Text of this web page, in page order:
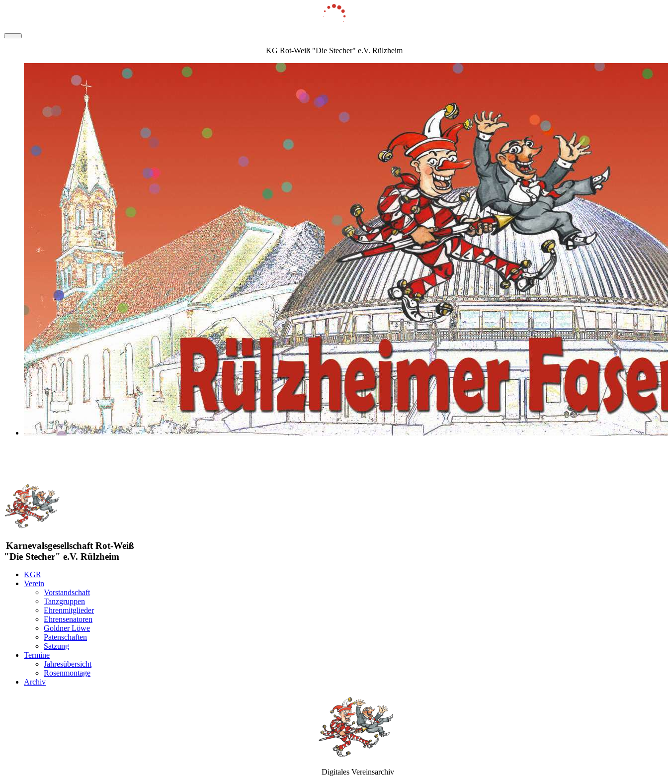
KG Rot-Weiß "Die Stecher" e.V. Rülzheim
Karnevalsgesellschaft Rot-Weiß
"Die Stecher" e.V. Rülzheim
KGR
Verein
Vorstandschaft
Tanzgruppen
Ehrenmitglieder
Ehrensenatoren
Goldner Löwe
Patenschaften
Satzung
Termine
Jahresübersicht
Rosenmontage
Archiv
Digitales Vereinsarchiv